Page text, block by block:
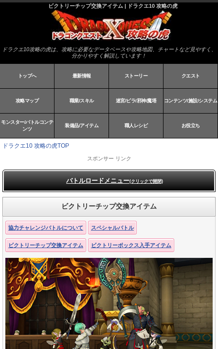
ビクトリーチップ交換アイテム | ドラクエ10 攻略の虎
ドラクエ10攻略の虎は、攻略に必要なデータベースや攻略地図、チャートなど見やすく、
分かりやすく解説しています！
トップへ 最新情報 ストーリー クエスト
攻略マップ 職業/スキル 迷宮/ピラ/邪神/魔塔 コンテンツ/施設/システム
モンスター/バトルコンテ
ンツ
装備品/アイテム 職人レシピ お役立ち
ドラクエ10 攻略の虎TOP
スポンサー リンク
バトルロードメニュー(クリックで開閉)
ビクトリーチップ交換アイテム
協力チャレンジバトルについて スペシャルバトル
ビクトリーチップ交換アイテム ビクトリーボックス入手アイテム